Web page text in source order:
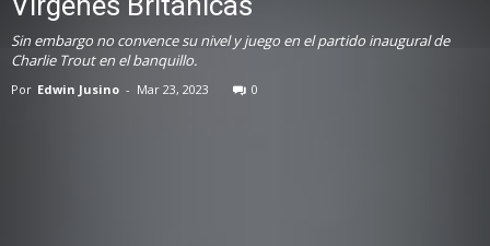
Sin embargo no convence su nivel y juego en el partido inaugural de
Charlie Trout en el banquillo.
Por Edwin Jusino - Mar 23, 2023 0